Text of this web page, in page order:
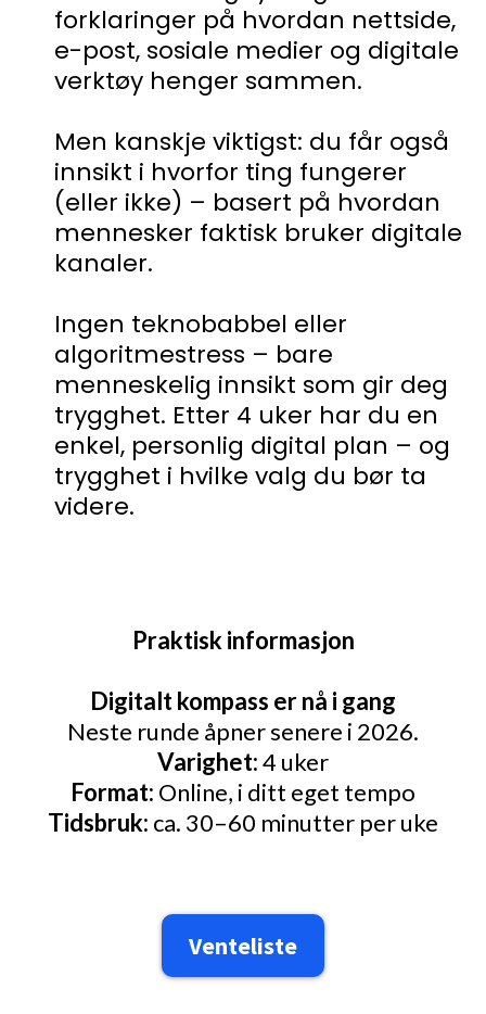
forklaringer på hvordan nettside,
e-post, sosiale medier og digitale
verktøy henger sammen.
Men kanskje viktigst: du får også
innsikt i hvorfor ting fungerer
(eller ikke) – basert på hvordan
mennesker faktisk bruker digitale
kanaler.
Ingen teknobabbel eller
algoritmestress – bare
menneskelig innsikt som gir deg
trygghet. Etter 4 uker har du en
enkel, personlig digital plan – og
trygghet i hvilke valg du bør ta
videre.
Praktisk informasjon
Digitalt kompass er nå i gang
Neste runde åpner senere i 2026.
Varighet:4 uker
Format: Online, i ditt eget tempo
Tidsbruk: ca. 30–60 minutter per uke
Venteliste